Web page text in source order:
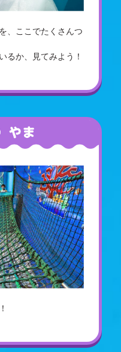
、ここでたくさんつ
るか、見てみよう！